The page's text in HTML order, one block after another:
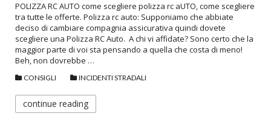
POLIZZA RC AUTO come scegliere polizza rc aUTO, come scegliere
tra tutte le offerte. Polizza rc auto: Supponiamo che abbiate
deciso di cambiare compagnia assicurativa quindi dovete
scegliere una Polizza RC Auto. A chi vi affidate? Sono certo che la
maggior parte di voi sta pensando a quella che costa di meno!
Beh, non dovrebbe …
CONSIGLI INCIDENTI STRADALI
continue reading